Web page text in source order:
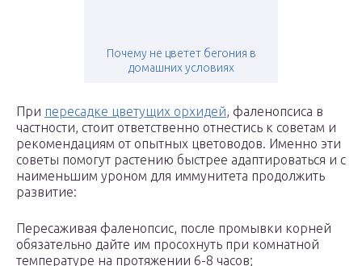
Почему не цветет бегония в
домашних условиях
При пересадке цветущих орхидей, фаленопсиса в
частности, стоит ответственно отнестись к советам и
рекомендациям от опытных цветоводов. Именно эти
советы помогут растению быстрее адаптироваться и с
наименьшим уроном для иммунитета продолжить
развитие:
Пересаживая фаленопсис, после промывки корней
обязательно дайте им просохнуть при комнатной
температуре на протяжении 6-8 часов;